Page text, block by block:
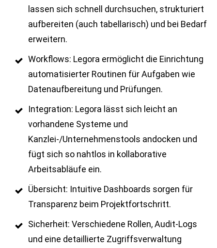
lassen sich schnell durchsuchen, strukturiert
aufbereiten (auch tabellarisch) und bei Bedarf
erweitern.
Workflows: Legora ermöglicht die Einrichtung
automatisierter Routinen für Aufgaben wie
Datenaufbereitung und Prüfungen.
Integration: Legora lässt sich leicht an
vorhandene Systeme und
Kanzlei-/Unternehmenstools andocken und
fügt sich so nahtlos in kollaborative
Arbeitsabläufe ein.
Übersicht: Intuitive Dashboards sorgen für
Transparenz beim Projektfortschritt.
Sicherheit: Verschiedene Rollen, Audit-Logs
und eine detaillierte Zugriffsverwaltung